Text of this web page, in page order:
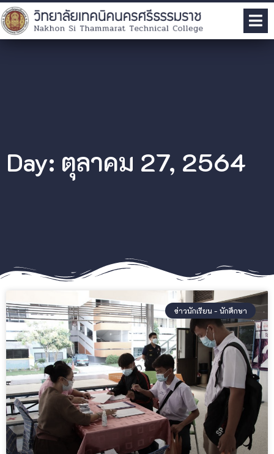
Day: ตุลาคม 27, 2564
ข่าวนักเรียน - นักศึกษา